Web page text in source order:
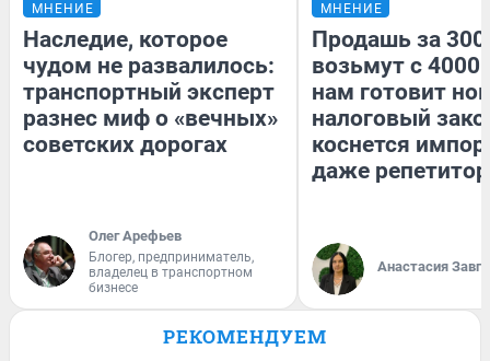
МНЕНИЕ
Наследие, которое
чудом не развалилось:
транспортный эксперт
разнес миф о «вечных»
советских дорогах
Олег Арефьев
Блогер, предприниматель,
владелец в транспортном
бизнесе
МНЕНИЕ
Продашь за
возьмут с
нам готовит
налоговый
коснется
даже
Анастасия
РЕКОМЕНДУЕМ